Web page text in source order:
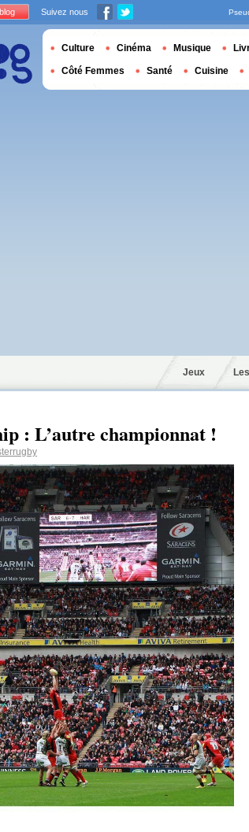
Jeux
: L’autre championnat !
Suivez nous
Culture Cinéma Musique
Côté Femmes Santé Cuisine